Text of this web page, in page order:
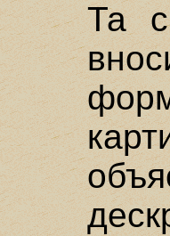
Та